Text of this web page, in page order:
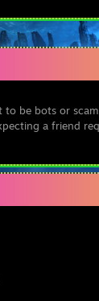
be bots or
a friend